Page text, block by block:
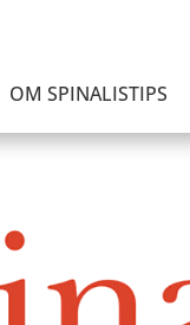
OM SPINALISTIPS